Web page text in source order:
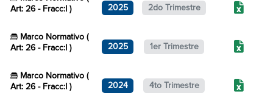
Art: 26 - Fracc:I )
2025 2do Trimestre
Marco Normativo (
Art: 26 - Fracc:I )
2025 1er Trimestre
Marco Normativo (
Art: 26 - Fracc:I )
2024 4to Trimestre